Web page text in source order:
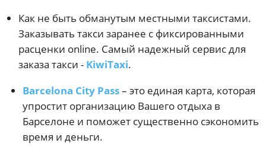
Как не быть обманутым местными таксистами.
Заказывать такси заранее с фиксированными
расценки online. Самый надежный сервис для
заказа такси - KiwiTaxi.
Barcelona City Pass– это единая карта, которая
упростит организацию Вашего отдыха в
Барселоне и поможет существенно сэкономить
время и деньги.